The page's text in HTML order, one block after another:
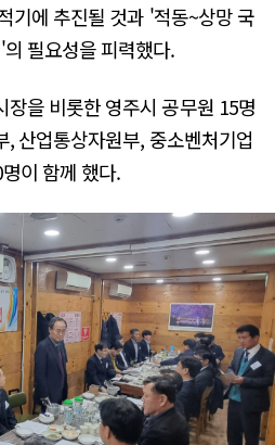
기에 추진될 것과 '적동~상망 국
필요성을 피력했다.
장을 비롯한 영주시 공무원 15명
산업통상자원부, 중소벤처기업
이 함께 했다.